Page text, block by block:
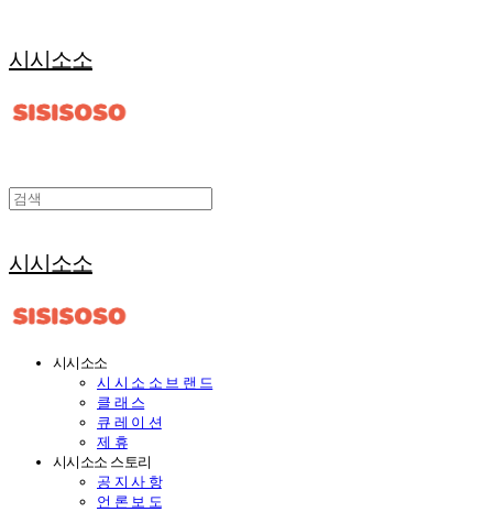
시시소소
시시소소
시시소소
시 시 소 소 브 랜 드
클 래 스
큐 레 이 션
제 휴
시시소소 스토리
공 지 사 항
언 론 보 도